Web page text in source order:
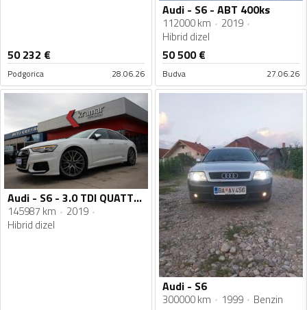
50 232 €
Podgorica 28.06.26
Audi - S6 - ABT 400ks
112000 km
2019
Hibrid dizel
50 500€
Budva 27.06.26
Audi - S6 - 3.0 TDI QUATTRO HD Matrix LED VIRTUAL Cockpit 350KS
145987 km
2019
Hibrid dizel
Audi - S6
300000 km 1999 Benzin